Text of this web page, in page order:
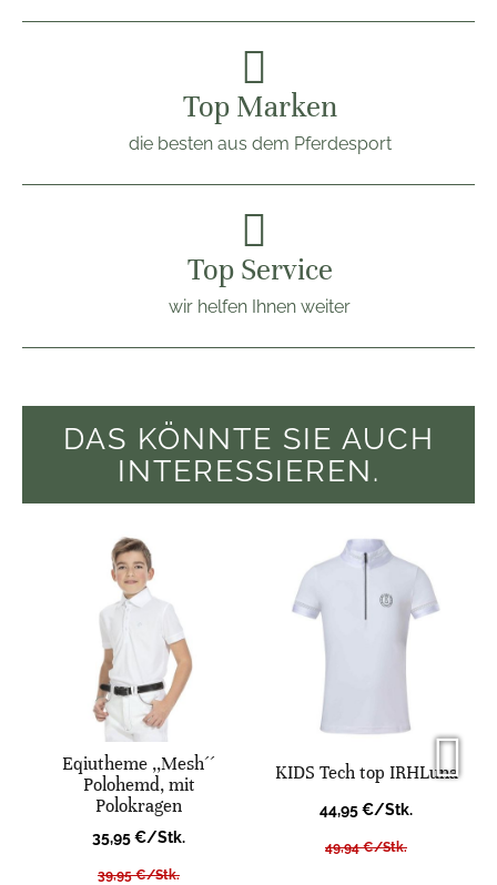
Top Marken
die besten aus dem Pferdesport
Top Service
wir helfen Ihnen weiter
DAS KÖNNTE SIE AUCH
INTERESSIEREN.
Eqiutheme ,,Mesh´´
Polohemd, mit
Polokragen
35,95 €/Stk.
39,95 €/Stk.
KIDS Tech top IRHLuna
44,95 €/Stk.
49,94 €/Stk.